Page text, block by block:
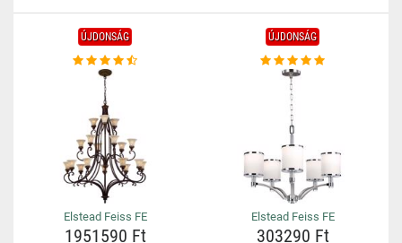
ÚJDONSÁG
Elstead Feiss FE
1951590 Ft
ÚJDONSÁG
Elstead Feiss FE
303290 Ft